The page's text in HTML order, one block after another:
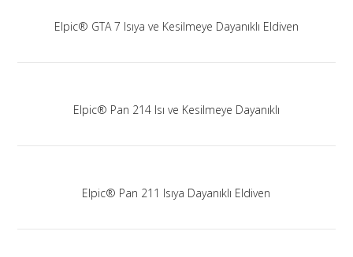
Elpic® GTA 7 Isıya ve Kesilmeye Dayanıklı Eldiven
Elpic® Pan 214 Isı ve Kesilmeye Dayanıklı
Elpic® Pan 211 Isıya Dayanıklı Eldiven